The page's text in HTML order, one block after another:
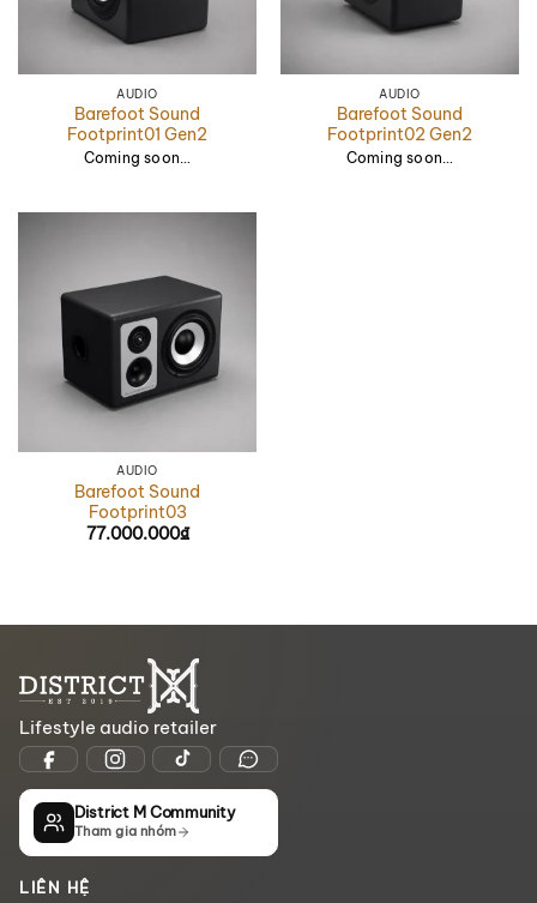
AUDIO
Barefoot Sound
Footprint01 Gen2
Coming soon…
AUDIO
Barefoot Sound
Footprint02 Gen2
Coming soon…
AUDIO
Barefoot Sound
Footprint03
77.000.000₫
Lifestyle audio retailer
District M Community
Tham gia nhóm
LIÊN HỆ